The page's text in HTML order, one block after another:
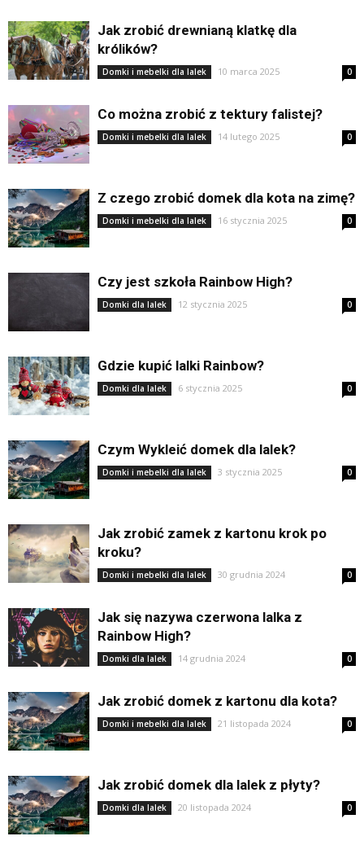
Jak zrobić drewnianą klatkę dla
królików?
Domki i mebelki dla lalek 10 marca 2025 0
Co można zrobić z tektury falistej?
Domki i mebelki dla lalek 14 lutego 2025 0
Z czego zrobić domek dla kota na zimę?
Domki i mebelki dla lalek 16 stycznia 2025 0
Czy jest szkoła Rainbow High?
Domki dla lalek 12 stycznia 2025 0
Gdzie kupić lalki Rainbow?
Domki dla lalek 6 stycznia 2025 0
Czym Wykleić domek dla lalek?
Domki i mebelki dla lalek 3 stycznia 2025 0
Jak zrobić zamek z kartonu krok po
kroku?
Domki i mebelki dla lalek 30 grudnia 2024 0
Jak się nazywa czerwona lalka z
Rainbow High?
Domki dla lalek 14 grudnia 2024 0
Jak zrobić domek z kartonu dla kota?
Domki i mebelki dla lalek 21 listopada 2024 0
Jak zrobić domek dla lalek z płyty?
Domki dla lalek 20 listopada 2024 0